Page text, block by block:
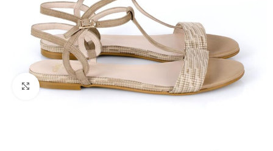
Kliknij, aby powiększyć